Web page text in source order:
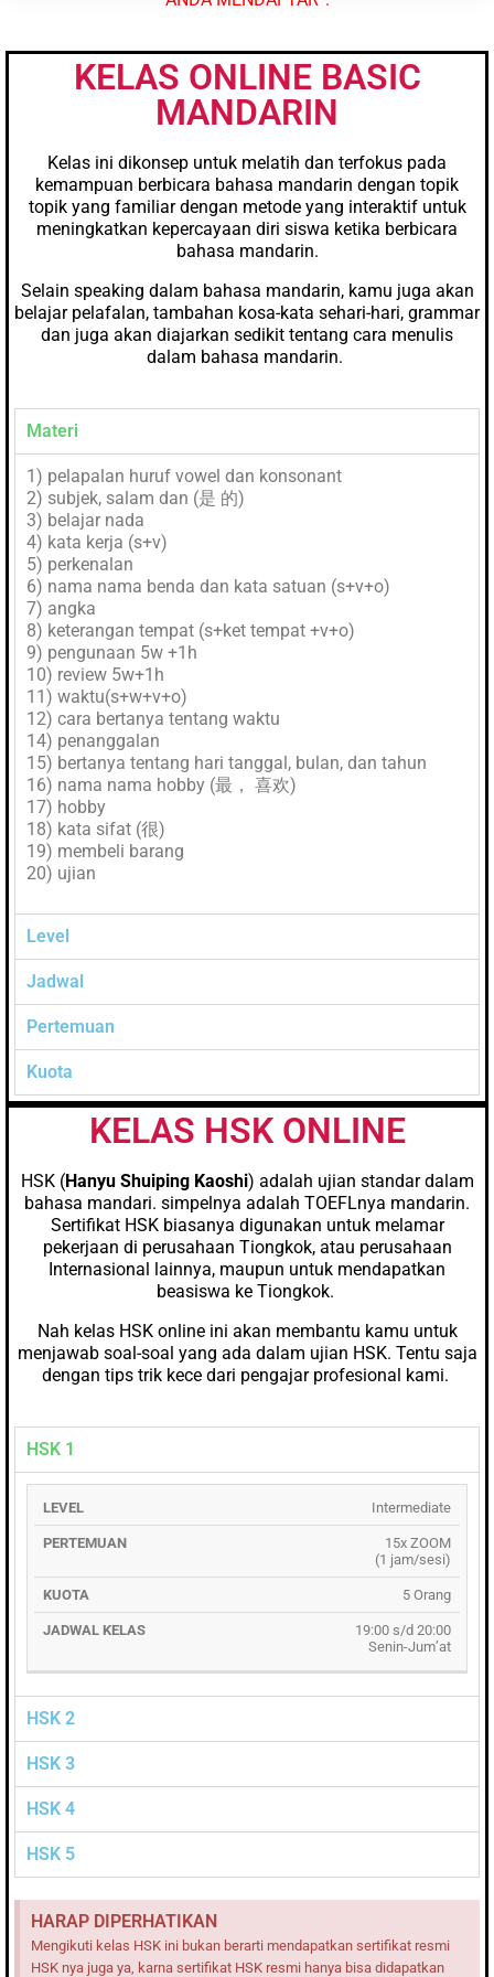
KELAS ONLINE BASIC
MANDARIN
Kelas ini dikonsep untuk melatih dan terfokus pada
kemampuan berbicara bahasa mandarin dengan topik
topik yang familiar dengan metode yang interaktif untuk
meningkatkan kepercayaan diri siswa ketika berbicara
bahasa mandarin.
Selain speaking dalam bahasa mandarin, kamu juga akan
belajar pelafalan, tambahan kosa-kata sehari-hari, grammar
dan juga akan diajarkan sedikit tentang cara menulis
dalam bahasa mandarin.
Materi
1) pelapalan huruf vowel dan konsonant
2) subjek, salam dan (是 的)
3) belajar nada
4) kata kerja (s+v)
5) perkenalan
6) nama nama benda dan kata satuan (s+v+o)
7) angka
8) keterangan tempat (s+ket tempat +v+o)
9) pengunaan 5w +1h
10) review 5w+1h
11) waktu(s+w+v+o)
12) cara bertanya tentang waktu
14) penanggalan
15) bertanya tentang hari tanggal, bulan, dan tahun
16) nama nama hobby (最， 喜欢)
17) hobby
18) kata sifat (很)
19) membeli barang
20) ujian
Level
Jadwal
Pertemuan
Kuota
KELAS HSK ONLINE
HSK (Hanyu Shuiping Kaoshi) adalah ujian standar dalam
bahasa mandari. simpelnya adalah TOEFLnya mandarin.
Sertifikat HSK biasanya digunakan untuk melamar
pekerjaan di perusahaan Tiongkok, atau perusahaan
Internasional lainnya, maupun untuk mendapatkan
beasiswa ke Tiongkok.
Nah kelas HSK online ini akan membantu kamu untuk
menjawab soal-soal yang ada dalam ujian HSK. Tentu saja
dengan tips trik kece dari pengajar profesional kami.
HSK 1
LEVEL JADWALIntermediate
15x ZOOM
(1 jam/sesi)
5 Orang
19:00 s/d 20:00
Senin-Jum’at
HSK 2
HSK 3
HSK 4
HSK 5
HARAP DIPERHATIKAN
Mengikuti kelas HSK ini bukan berarti mendapatkan sertifikat resmi
HSK nya juga ya, karna sertifikat HSK resmi hanya bisa didapatkan